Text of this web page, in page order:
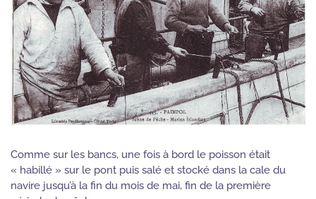
Comme sur les bancs, une fois à bord le poisson était
« habillé » sur le pont puis salé et stocké dans la cale du
navire jusqu’à la fin du mois de mai, fin de la première